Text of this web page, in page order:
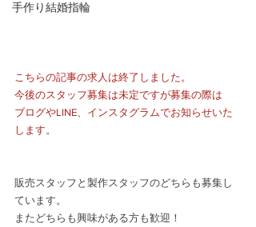
手作り結婚指輪
こちらの記事の求人は終了しました。
今後のスタッフ募集は未定ですが募集の際は
ブログやLINE、インスタグラムでお知らせいた
します。
販売スタッフと製作スタッフのどちらも募集し
ています。
またどちらも興味がある方も歓迎！